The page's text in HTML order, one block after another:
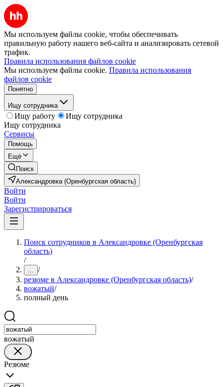
Мы используем файлы cookie, чтобы обеспечивать
правильную работу нашего веб-сайта и анализировать сетевой
трафик.
Правила использования файлов cookie
Мы используем файлы cookie. Правила использования
файлов cookie
Понятно
Ищу сотрудника
Ищу работу
Ищу сотрудника
Ищу сотрудника
Сервисы
Помощь
Ещё
Поиск
Александровка (Оренбургская область)
Войти
Войти
Зарегистрироваться
Поиск сотрудников в Александровке (Оренбургская
область)
/
... /
резюме в Александровке (Оренбургская область)/
вожатый/
полный день
вожатый
Резюме